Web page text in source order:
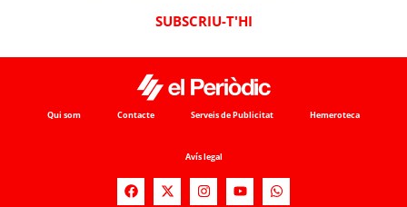
SUBSCRIU-T'HI
Qui som Contacte Serveis de Publicitat Hemeroteca
Avís legal